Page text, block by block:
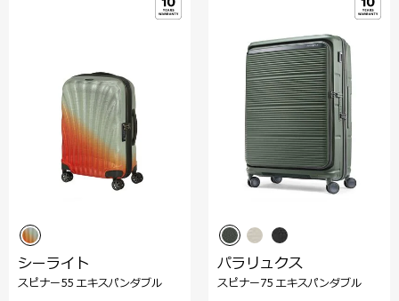
シーライト
スピナー55 エキスパンダブル
パラリュクス
スピナー75 エキスパンダブル